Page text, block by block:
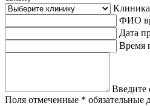
Клиника
ФИО
Дата
Время
Введите
Поля отмеченные * обязательные